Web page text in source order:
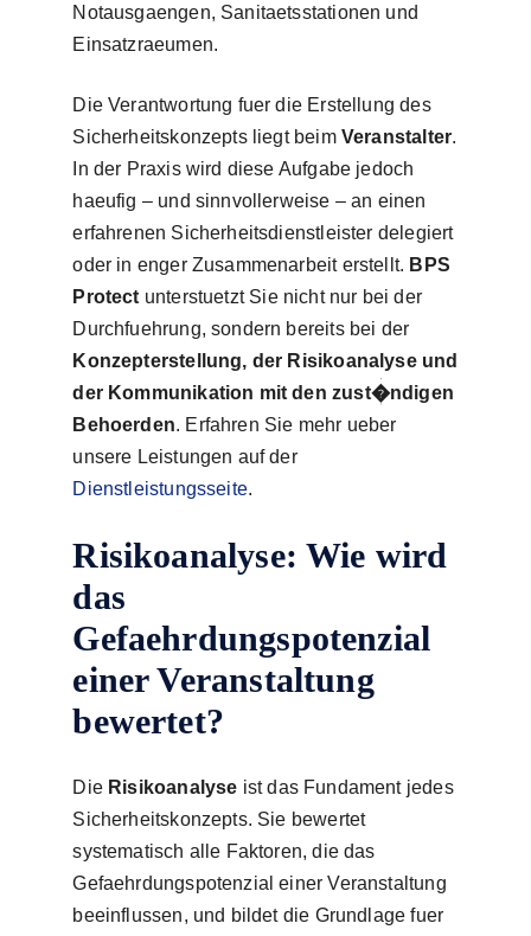
Notausgaengen, Sanitaetsstationen und
Einsatzraeumen.
Die Verantwortung fuer die Erstellung des
Sicherheitskonzepts liegt beim Veranstalter.
In der Praxis wird diese Aufgabe jedoch
haeufig – und sinnvollerweise – an einen
erfahrenen Sicherheitsdienstleister delegiert
oder in enger Zusammenarbeit erstellt. BPS
Protect unterstuetzt Sie nicht nur bei der
Durchfuehrung, sondern bereits bei der
Konzepterstellung, der Risikoanalyse und
der Kommunikation mit den zust�ndigen
Behoerden. Erfahren Sie mehr ueber
unsere Leistungen auf der
Dienstleistungsseite.
Risikoanalyse: Wie wird
das
Gefaehrdungspotenzial
einer Veranstaltung
bewertet?
Die Risikoanalyse ist das Fundament jedes
Sicherheitskonzepts. Sie bewertet
systematisch alle Faktoren, die das
Gefaehrdungspotenzial einer Veranstaltung
beeinflussen, und bildet die Grundlage fuer